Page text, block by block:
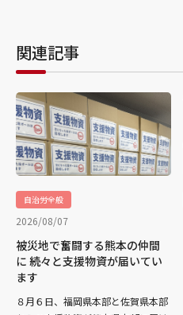
関連記事
自治労全般
2026/08/07
被災地で奮闘する熊本の仲間
に 続々と支援物資が届いてい
ます
８月６日、福岡県本部と佐賀県本部